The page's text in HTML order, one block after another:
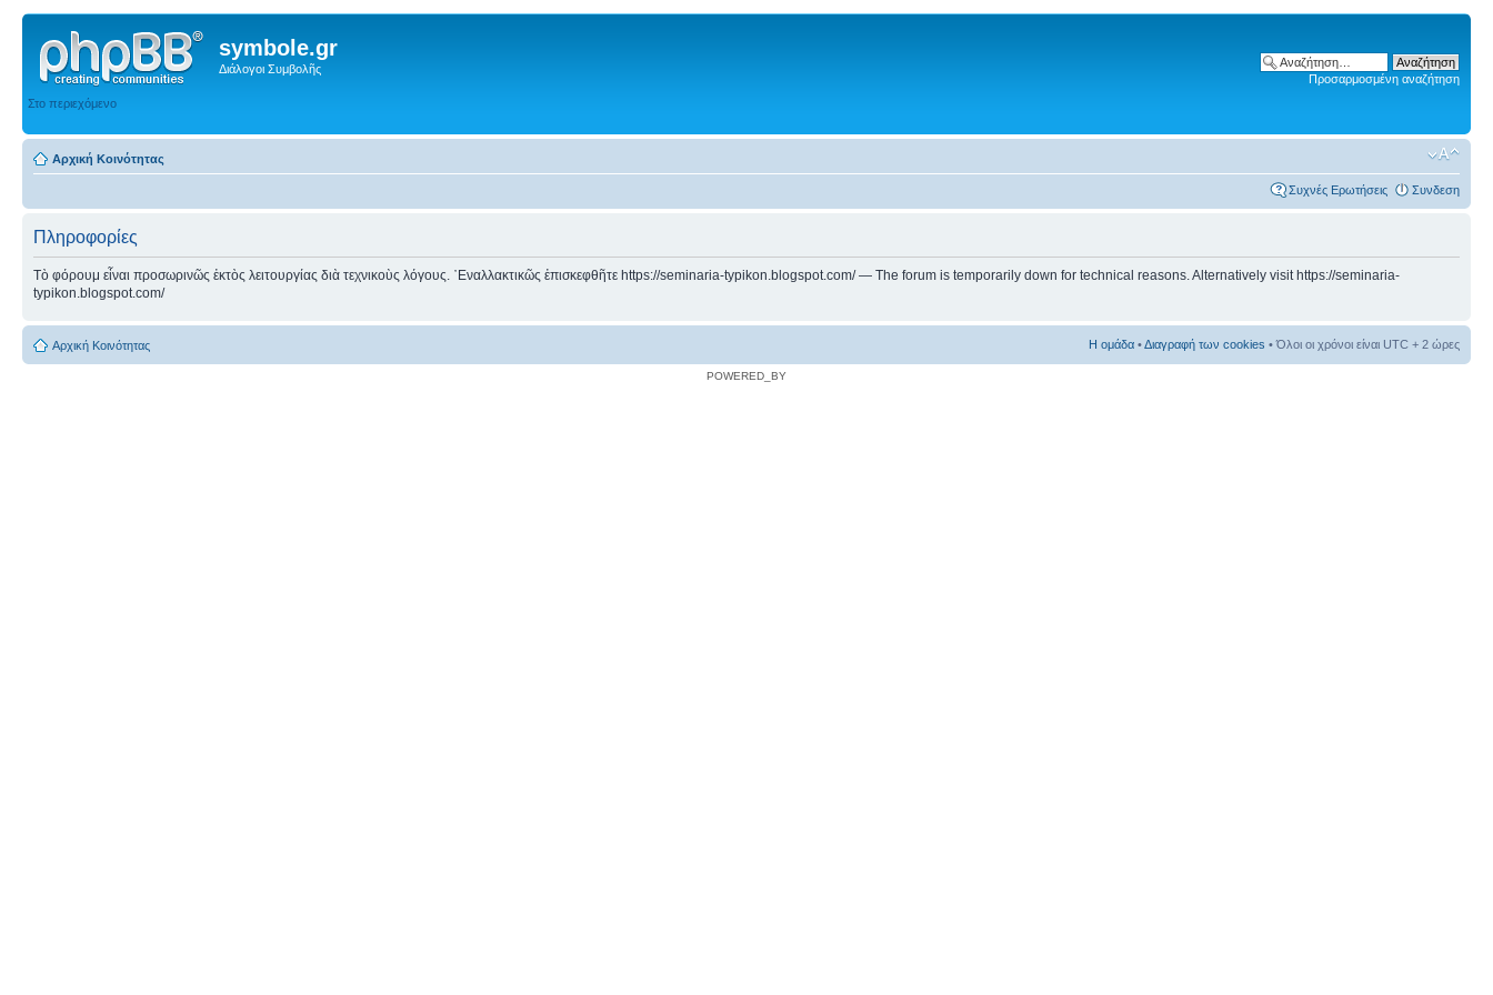
symbole.gr
Διάλογοι Συμβολῆς
Στο περιεχόμενο
Προσαρμοσμένη αναζήτηση
Αρχική Κοινότητας
Συχνές Ερωτήσεις Συνδεση
Πληροφορίες
Τὸ φόρουμ εἶναι προσωρινῶς ἐκτὸς λειτουργίας διὰ τεχνικοὺς λόγους. ᾿Εναλλακτικῶς ἐπισκεφθῆτε https://seminaria-typikon.blogspot.com/ — The forum is temporarily down for technical reasons. Alternatively visit https://seminaria-
typikon.blogspot.com/
Αρχική Κοινότητας Η ομάδα •Διαγραφή των cookies • Όλοι οι χρόνοι είναι UTC + 2 ώρες
POWERED_BY